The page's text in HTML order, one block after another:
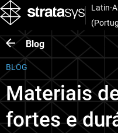
Latin-
Blog
BLOG
Materiais
fortes e